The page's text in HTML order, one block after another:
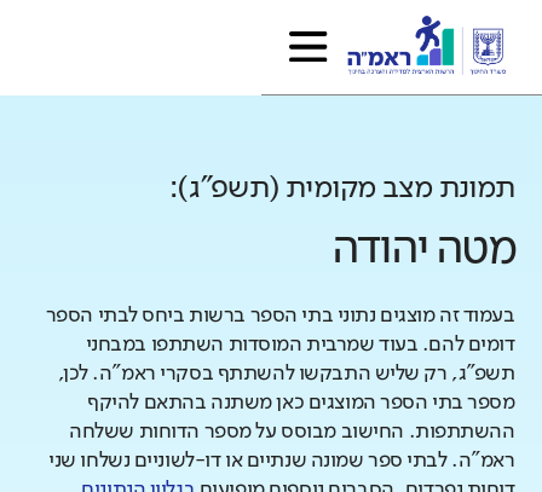
תמונת מצב מקומית (תשפ"ג):
מטה יהודה
בעמוד זה מוצגים נתוני בתי הספר ברשות ביחס לבתי הספר
דומים להם. בעוד שמרבית המוסדות השתתפו במבחני
תשפ"ג, רק שליש התבקשו להשתתף בסקרי ראמ"ה. לכן,
מספר בתי הספר המוצגים כאן משתנה בהתאם להיקף
ההשתתפות. החישוב מבוסס על מספר הדוחות ששלחה
ראמ"ה. לבתי ספר שמונה שנתיים או דו-לשוניים נשלחו שני